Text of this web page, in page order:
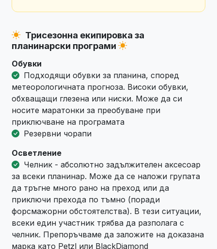
Трисезонна екипировка за
планинарски програми
Обувки
Подходящи обувки за планина, според
метеорологичната прогноза. Високи обувки,
обхващащи глезена или ниски. Може да си
носите маратонки за преобуване при
приключване на програмата
Резервни чорапи
Осветление
Челник - абсолютно задължителен аксесоар
за всеки планинар. Може да се наложи групата
да тръгне много рано на преход или да
приключи прехода по тъмно (поради
форсмажорни обстоятелства). В тези ситуации,
всеки един участник трябва да разполага с
челник. Препоръчваме да заложите на доказана
марка като Petzl или BlackDiamond